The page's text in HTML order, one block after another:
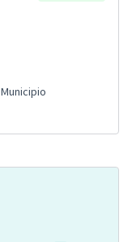
Municipio